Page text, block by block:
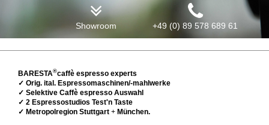
Showroom +49 (0) 89 578 689 61
BARESTA®caffè espresso experts
✓ Orig. ital. Espressomaschinen/-mahlwerke
✓ Selektive Caffè espresso Auswahl
✓ 2 Espressostudios Test'n Taste
✓ Metropolregion Stuttgart + München.